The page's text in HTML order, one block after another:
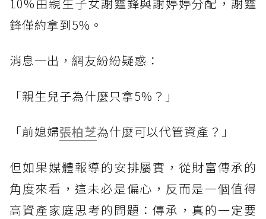
鋒僅約拿到5%。
消息一出，網友紛紛疑惑：
「親生兒子為什麼只拿5%？」
「前媳婦張柏芝為什麼可以代管資產？」
但如果媒體報導的安排屬實，從財富傳承的
角度來看，這未必是偏心，反而是一個值得
高資產家庭思考的問題：傳承，真的一定要